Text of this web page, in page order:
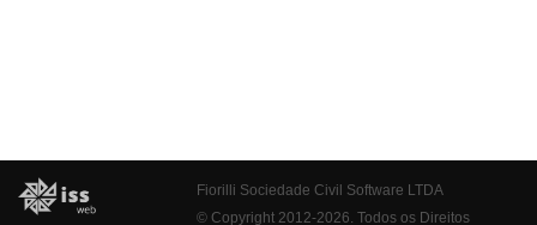
Fiorilli Sociedade Civil Software LTDA
© Copyright 2012-2026. Todos os Direitos